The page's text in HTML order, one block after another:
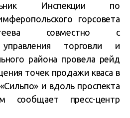
Инспекции по
горсовета
совместно с
управления торговли и
района провела рейд
точек продажи кваса в
и вдоль проспекта
пресс-центр